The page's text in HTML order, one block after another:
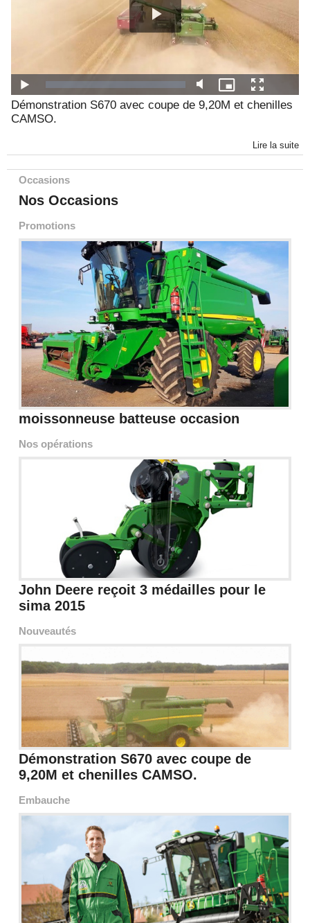
Démonstration S670 avec coupe de 9,20M et chenilles
CAMSO.
Lire la suite
Occasions
Nos Occasions
Promotions
moissonneuse batteuse occasion
Nos opérations
John Deere reçoit 3 médailles pour le
sima 2015
Nouveautés
Démonstration S670 avec coupe de
9,20M et chenilles CAMSO.
Embauche